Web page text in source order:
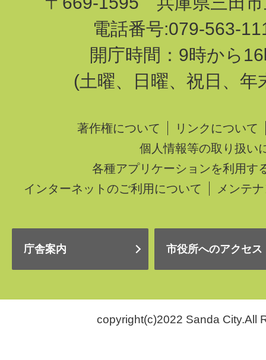
電話番号:079-563-
開庁時間：9時から
(土曜、日曜、祝日、年
著作権について
リンクについて
個人情報等の取り扱い
各種アプリケーションを利用す
インターネットのご利用について
メンテ
庁舎案内 市役所へのアクセス
copyright(c)2022 Sanda City.All